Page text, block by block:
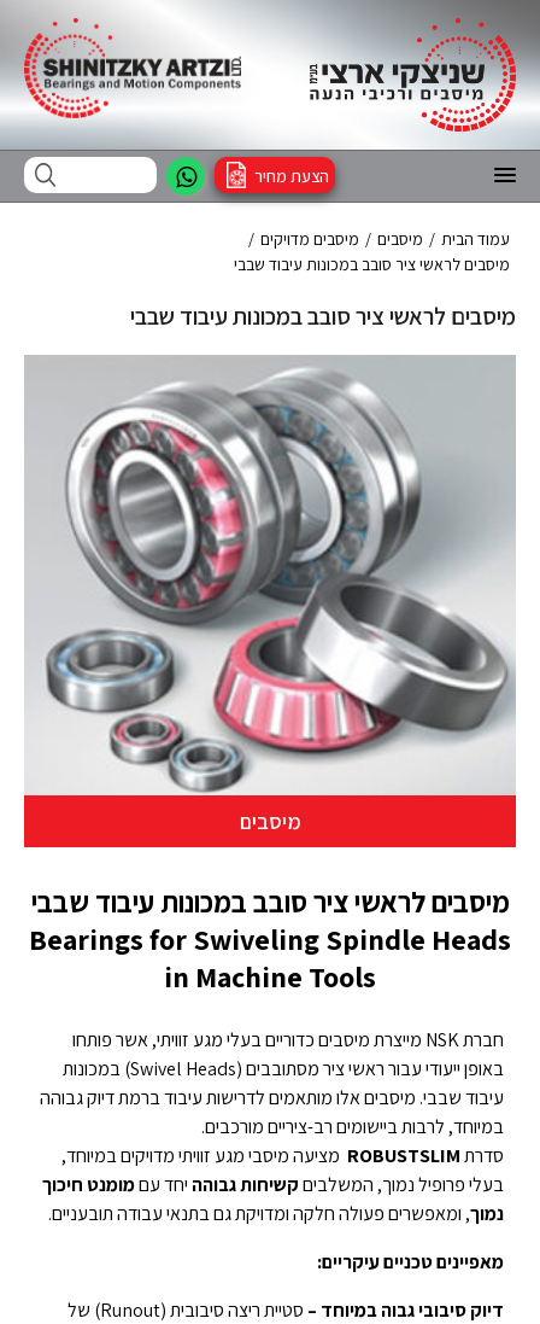
הצעת מחיר
עמוד הבית / מיסבים / מיסבים מדויקים /
מיסבים לראשי ציר סובב במכונות עיבוד שבבי
מיסבים לראשי ציר סובב במכונות עיבוד שבבי
מיסבים
מיסבים לראשי ציר סובב במכונות עיבוד שבבי
Bearings for Swiveling Spindle Heads
in Machine Tools
חברת NSK מייצרת מיסבים כדוריים בעלי מגע זוויתי, אשר פותחו
באופן ייעודי עבור ראשי ציר מסתובבים (Swivel Heads) במכונות
עיבוד שבבי. מיסבים אלו מותאמים לדרישות עיבוד ברמת דיוק גבוהה
במיוחד, לרבות ביישומים רב-ציריים מורכבים.
סדרתROBUSTSLIM מציעה מיסבי מגע זוויתי מדויקים במיוחד,
בעלי פרופיל נמוך, המשלביםקשיחות גבוהה יחד עםמומנט חיכוך
נמוך, ומאפשרים פעולה חלקה ומדויקת גם בתנאי עבודה תובעניים.
מאפיינים טכניים עיקריים:
דיוק סיבובי גבוה במיוחד – סטיית ריצה סיבובית(Runout) של